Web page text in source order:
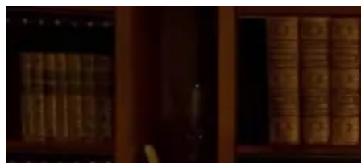
Перейти